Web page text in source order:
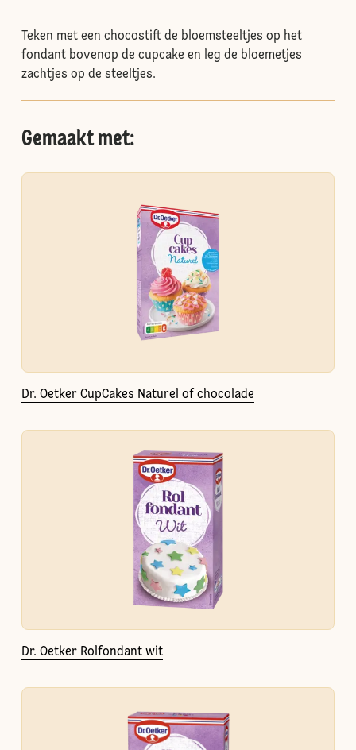
Teken met een chocostift de bloemsteeltjes op het
fondant bovenop de cupcake en leg de bloemetjes
zachtjes op de steeltjes.
Gemaakt met:
Dr. Oetker CupCakes Naturel of chocolade
Dr. Oetker Rolfondant wit